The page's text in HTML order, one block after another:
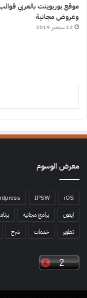
وعروض مجانية
12 سبتمبر 2019
معرض الوسوم
iOS
IPSW
ايفون
برامج مجانية
تطوير
خدمات شرح